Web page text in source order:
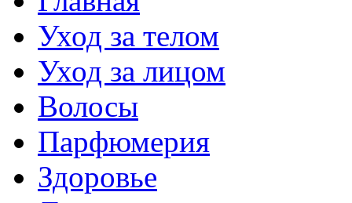
Уход за телом
Уход за лицом
Волосы
Парфюмерия
Здоровье